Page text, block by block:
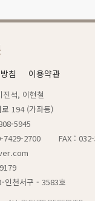
침 이용약관
진석, 이현철
194 (가좌동)
5945
7429-2700
FAX :
인천서구 - 3583호